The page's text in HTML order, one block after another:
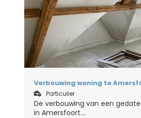
Verbouwing woning te
Particulier
De verbouwing van een
in Amersfoort....